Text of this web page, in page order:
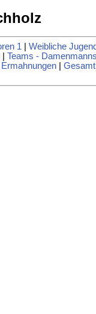
1| Weibliche Jugend
| Teams -
Ermahnungen|